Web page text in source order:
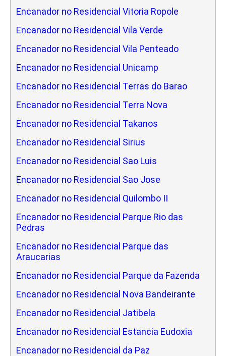
Encanador no Residencial Vitoria Ropole
Encanador no Residencial Vila Verde
Encanador no Residencial Vila Penteado
Encanador no Residencial Unicamp
Encanador no Residencial Terras do Barao
Encanador no Residencial Terra Nova
Encanador no Residencial Takanos
Encanador no Residencial Sirius
Encanador no Residencial Sao Luis
Encanador no Residencial Sao Jose
Encanador no Residencial Quilombo II
Encanador no Residencial Parque Rio das
Pedras
Encanador no Residencial Parque das
Araucarias
Encanador no Residencial Parque da Fazenda
Encanador no Residencial Nova Bandeirante
Encanador no Residencial Jatibela
Encanador no Residencial Estancia Eudoxia
Encanador no Residencial da Paz